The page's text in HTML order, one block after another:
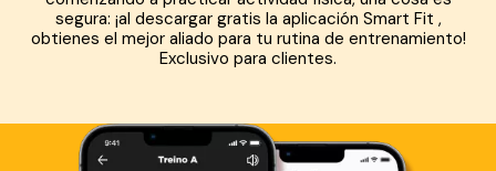
segura: ¡al descargar gratis la aplicación Smart Fit ,
obtienes el mejor aliado para tu rutina de entrenamiento!
Exclusivo para clientes.